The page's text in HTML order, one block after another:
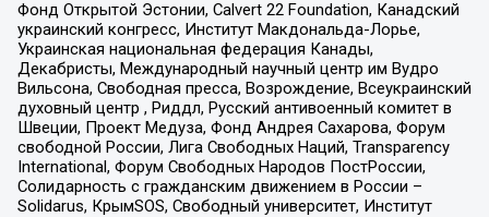
Фонд Открытой Эстонии, Calvert 22 Foundation, Канадский
украинский конгресс, Институт Макдональда-Лорье,
Украинская национальная федерация Канады,
Декабристы, Международный научный центр им Вудро
Вильсона, Свободная пресса, Возрождение, Всеукраинский
духовный центр , Риддл, Русский антивоенный комитет в
Швеции, Проект Медуза, Фонд Андрея Сахарова, Форум
свободной России, Лига Свободных Наций, Transparеncy
International, Форум Свободных Народов ПостРоссии,
Солидарность с гражданским движением в России –
Solidarus, КрымSOS, Свободный университет, Институт